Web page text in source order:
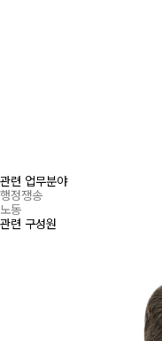
관련 업무분야
행정쟁송
노동
관련 구성원